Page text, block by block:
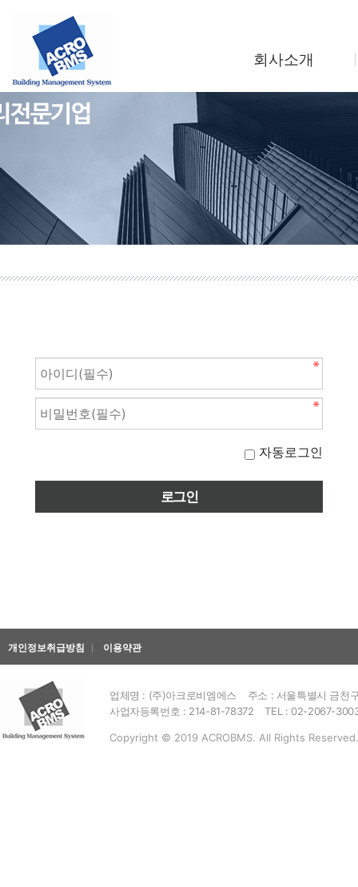
회사소개
조직도
사업소개
찾아오시는길
자동로그인
개인정보취급방침 이용약관
업체명 : (주)아크로비엠에스
주소 : 서울특별시 금천
사업자등록번호 : 214-81-78372
TEL : 02-2067-
Copyright © 2019 ACROBMS. All Rights Reserved.